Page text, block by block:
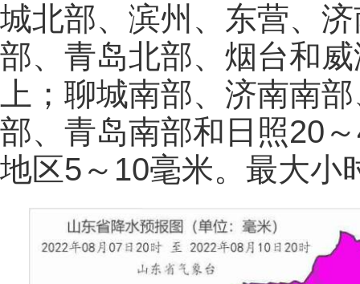
城北部、滨州、东营、
部、青岛北部、烟台和
上；聊城南部、济南南
部、青岛南部和日照20
地区5～10毫米。最大小